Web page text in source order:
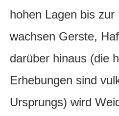
hohen Lagen bis zur
wachsen Gerste,
darüber hinaus (die
Erhebungen sind
Ursprungs) wird